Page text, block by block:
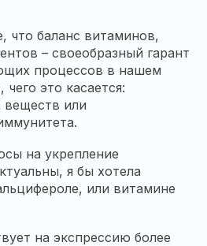
что баланс витаминов,
– своеобразный гарант
процессов в нашем
это касается:
веществ или
на укрепление
я бы хотела
или витамине
на экспрессию более